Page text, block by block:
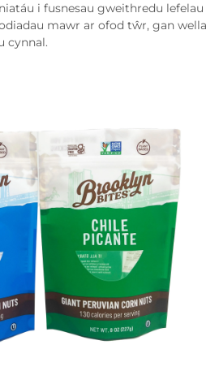
i fusnesau gweithredu lefelau
mawr ar ofod tŵr, gan wella
cynnal.